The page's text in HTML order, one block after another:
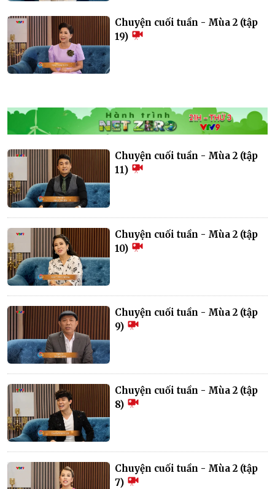
Chuyện cuối tuần - Mùa 2 (tập
19)
Chuyện cuối tuần - Mùa 2 (tập
11)
Chuyện cuối tuần - Mùa 2 (tập
10)
Chuyện cuối tuần - Mùa 2 (tập
9)
Chuyện cuối tuần - Mùa 2 (tập
8)
Chuyện cuối tuần - Mùa 2 (tập
7)